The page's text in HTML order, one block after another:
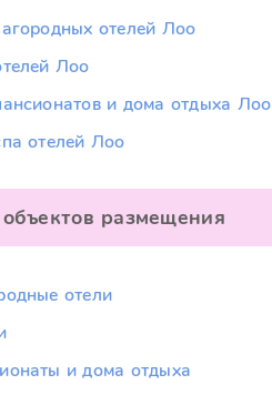
отелей Лоо
Лоо
и дома отдыха Лоо
отелей Лоо
размещения
отели
и дома отдыха